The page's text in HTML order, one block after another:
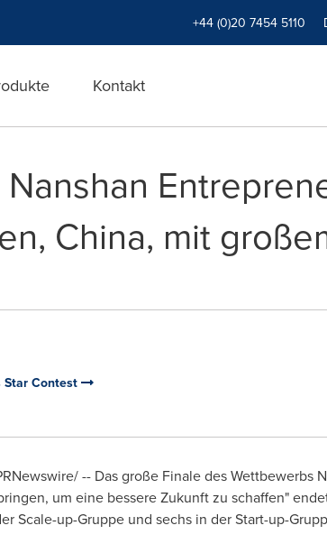
+44 (0)20 7454 5110
Kontakt
China, mit
Star Contest
-- Das große Finale des Wettbewerbs
um eine bessere Zukunft zu schaffen"
Scale-up-Gruppe und sechs in der Start-up-